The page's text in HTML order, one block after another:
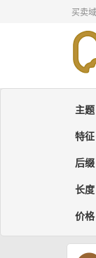
买卖
主题
特征
后缀
长度
价格